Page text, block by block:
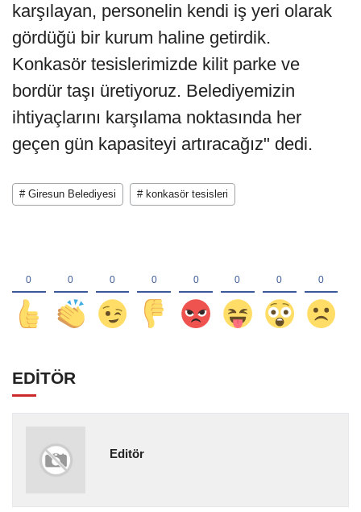
karşılayan, personelin kendi iş yeri olarak
gördüğü bir kurum haline getirdik.
Konkasör tesislerimizde kilit parke ve
bordür taşı üretiyoruz. Belediyemizin
ihtiyaçlarını karşılama noktasında her
geçen gün kapasiteyi artıracağız" dedi.
# Giresun Belediyesi # konkasör tesisleri
EDİTÖR
Editör